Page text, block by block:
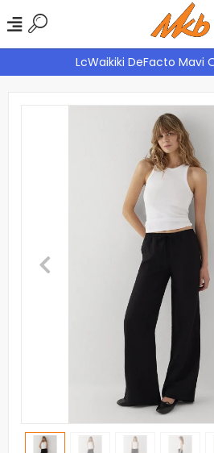
LcWaikiki DeFacto Mavi